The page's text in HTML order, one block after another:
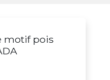
motif pois